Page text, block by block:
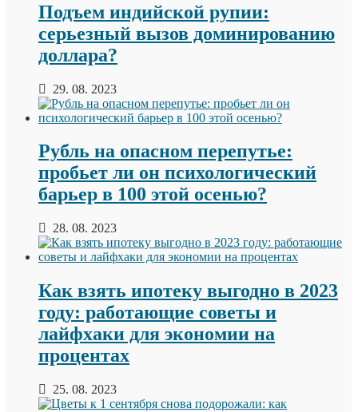
Подъем индийской рупии:
серьезный вызов доминированию
доллара?
29. 08. 2023
Рубль на опасном перепутье:
пробьет ли он психологический
барьер в 100 этой осенью?
28. 08. 2023
Как взять ипотеку выгодно в 2023
году: работающие советы и
лайфхаки для экономии на
процентах
25. 08. 2023